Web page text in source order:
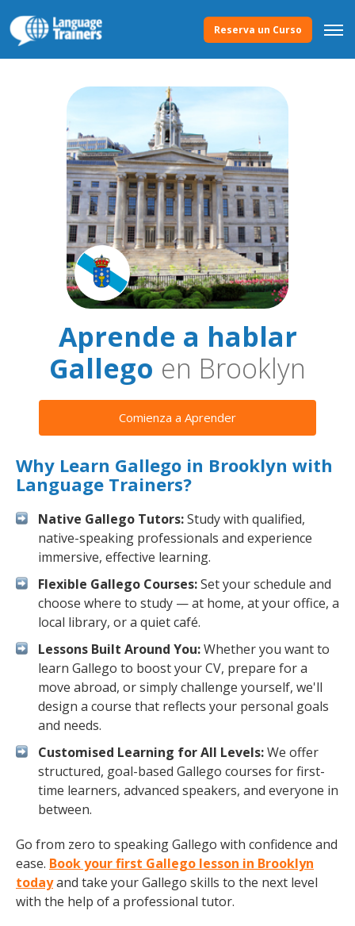
Reserva un Curso
Aprende a hablar
Gallego en Brooklyn
Comienza a Aprender
Why Learn Gallego in Brooklyn with
Language Trainers?
Native Gallego Tutors:Study with qualified,
native-speaking professionals and experience
immersive, effective learning.
Flexible Gallego Courses:Set your schedule and
choose where to study — at home, at your office, a
local library, or a quiet café.
Lessons Built Around You:Whether you want to
learn Gallego to boost your CV, prepare for a
move abroad, or simply challenge yourself, we'll
design a course that reflects your personal goals
and needs.
Customised Learning for All Levels:We offer
structured, goal-based Gallego courses for first-
time learners, advanced speakers, and everyone in
between.
Go from zero to speaking Gallego with confidence and
ease. Book your first Gallego lesson in Brooklyn
todayand take your Gallego skills to the next level
with the help of a professional tutor.